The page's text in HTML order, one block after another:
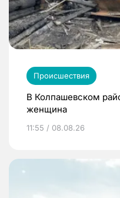
Происшествия
В Колпашевском
женщина
11:55 / 08.08.26